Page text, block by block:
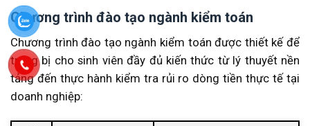
Chương trình đào tạo ngành kiểm toán
Chương trình đào tạo ngành kiểm toán được thiết kế để
trang bị cho sinh viên đầy đủ kiến thức từ lý thuyết nền
tảng đến thực hành kiểm tra rủi ro dòng tiền thực tế tại
doanh nghiệp: